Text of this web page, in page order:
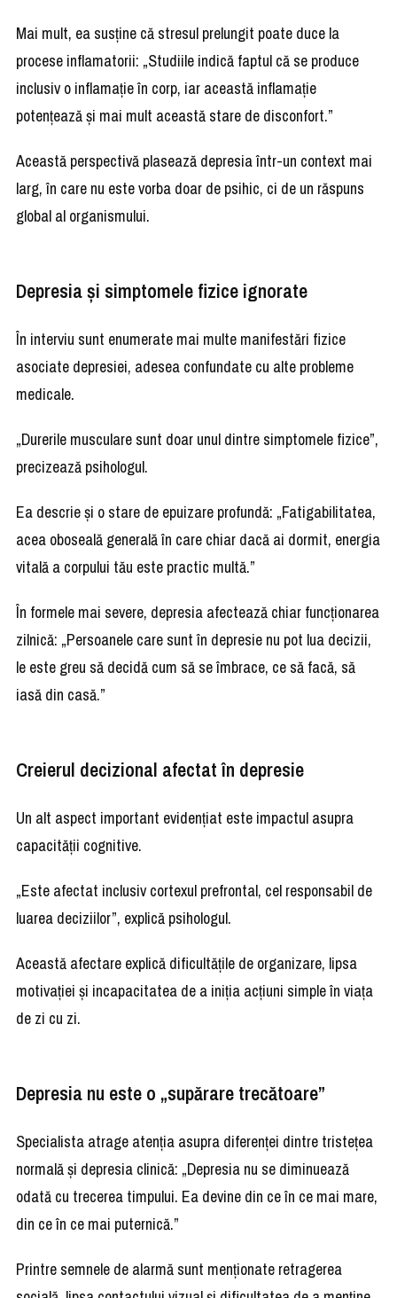
Mai mult, ea susține că stresul prelungit poate duce la
procese inflamatorii: „Studiile indică faptul că se produce
inclusiv o inflamație în corp, iar această inflamație
potențează și mai mult această stare de disconfort.”
Această perspectivă plasează depresia într-un context mai
larg, în care nu este vorba doar de psihic, ci de un răspuns
global al organismului.
Depresia și simptomele fizice ignorate
În interviu sunt enumerate mai multe manifestări fizice
asociate depresiei, adesea confundate cu alte probleme
medicale.
„Durerile musculare sunt doar unul dintre simptomele fizice”,
precizează psihologul.
Ea descrie și o stare de epuizare profundă: „Fatigabilitatea,
acea oboseală generală în care chiar dacă ai dormit, energia
vitală a corpului tău este practic multă.”
În formele mai severe, depresia afectează chiar funcționarea
zilnică: „Persoanele care sunt în depresie nu pot lua decizii,
le este greu să decidă cum să se îmbrace, ce să facă, să
iasă din casă.”
Creierul decizional afectat în depresie
Un alt aspect important evidențiat este impactul asupra
capacității cognitive.
„Este afectat inclusiv cortexul prefrontal, cel responsabil de
luarea deciziilor”, explică psihologul.
Această afectare explică dificultățile de organizare, lipsa
motivației și incapacitatea de a iniția acțiuni simple în viața
de zi cu zi.
Depresia nu este o „supărare trecătoare”
Specialista atrage atenția asupra diferenței dintre tristețea
normală și depresia clinică: „Depresia nu se diminuează
odată cu trecerea timpului. Ea devine din ce în ce mai mare,
din ce în ce mai puternică.”
Printre semnele de alarmă sunt menționate retragerea